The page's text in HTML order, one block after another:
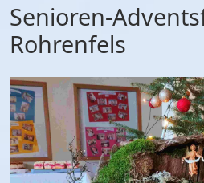
Senioren-
Rohrenfels